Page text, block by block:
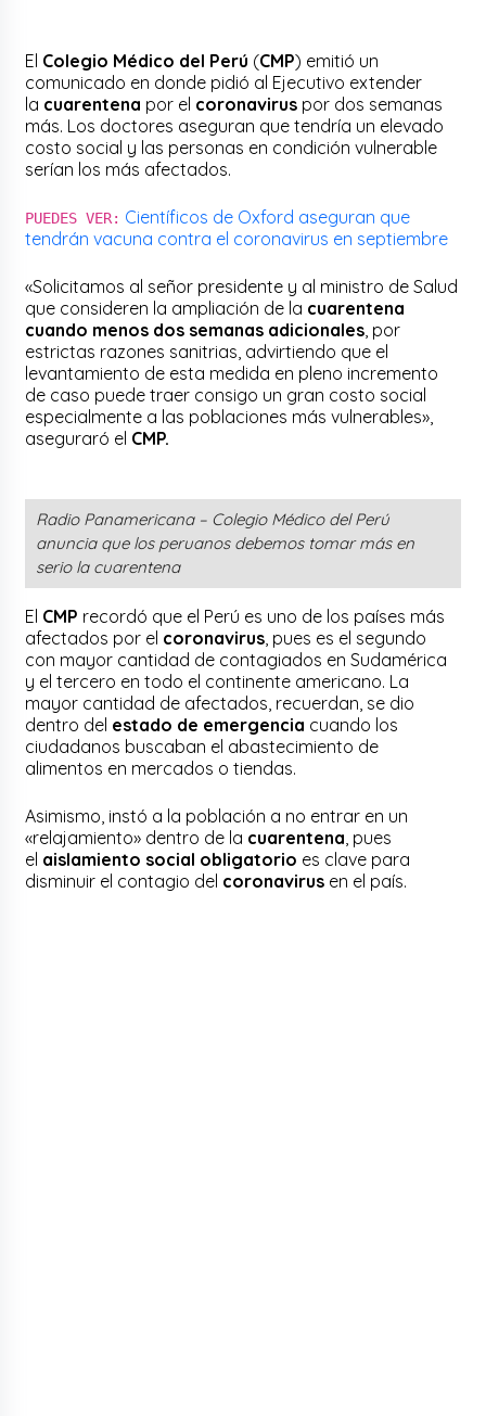
El Colegio Médico del Perú (CMP) emitió un
comunicado en donde pidió al Ejecutivo extender
la cuarentena por el coronavirus por dos semanas
más. Los doctores aseguran que tendría un elevado
costo social y las personas en condición vulnerable
serían los más afectados.
PUEDES VER: Científicos de Oxford aseguran que
tendrán vacuna contra el coronavirus en septiembre
«Solicitamos al señor presidente y al ministro de Salud
que consideren la ampliación de la cuarentena
cuando menos dos semanas adicionales , por
estrictas razones sanitrias, advirtiendo que el
levantamiento de esta medida en pleno incremento
de caso puede traer consigo un gran costo social
especialmente a las poblaciones más vulnerables»,
aseguraró el CMP.
Radio Panamericana – Colegio Médico del Perú
anuncia que los peruanos debemos tomar más en
serio la cuarentena
El CMP recordó que el Perú es uno de los países más
afectados por el coronavirus , pues es el segundo
con mayor cantidad de contagiados en Sudamérica
y el tercero en todo el continente americano. La
mayor cantidad de afectados, recuerdan, se dio
dentro del estado de emergencia cuando los
ciudadanos buscaban el abastecimiento de
alimentos en mercados o tiendas.
Asimismo, instó a la población a no entrar en un
«relajamiento» dentro de la cuarentena , pues
el aislamiento social obligatorio es clave para
disminuir el contagio del coronavirus en el país.